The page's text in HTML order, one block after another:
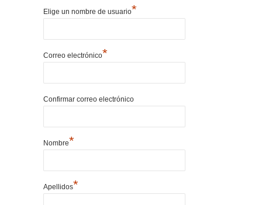
Elige un nombre de usuario*
Correo electrónico*
Confirmar correo electrónico
Nombre*
Apellidos*